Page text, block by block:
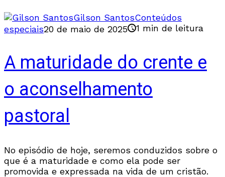
Gilson SantosConteúdos
especiais20 de maio de 2025 1 min de leitura
A maturidade do crente e
o aconselhamento
pastoral
No episódio de hoje, seremos conduzidos sobre o
que é a maturidade e como ela pode ser
promovida e expressada na vida de um cristão.